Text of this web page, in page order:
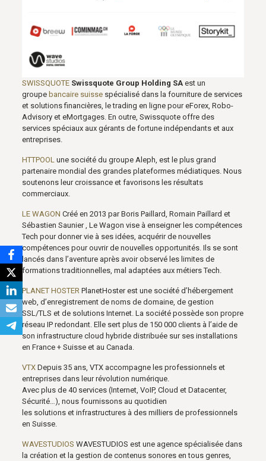
SWISSQUOTE Swissquote Group Holding SAest un
groupe bancaire suissespécialisé dans la fourniture de services
et solutions financières, le trading en ligne pour eForex, Robo-
Advisory et eMortgages. En outre, Swissquote offre des
services spéciaux aux gérants de fortune indépendants et aux
entreprises.
HTTPOOLune société du groupe Aleph, est le plus grand
partenaire mondial des grandes plateformes médiatiques. Nous
soutenons leur croissance et favorisons les résultats
commerciaux.
LE WAGON Créé en 2013 par Boris Paillard, Romain Paillard et
Sébastien Saunier , Le Wagon vise à enseigner les compétences
Tech pour donner vie à ses idées, acquérir de nouvelles
compétences pour ouvrir de nouvelles opportunités. Ils se sont
lancés dans l’aventure après avoir observé les limites de
formations traditionnelles, mal adaptées aux métiers Tech.
PLANET HOSTERPlanetHoster est une société d’hébergement
web, d’enregistrement de noms de domaine, de gestion
SSL/TLS et de solutions Internet. La société possède son propre
réseau IP redondant. Elle sert plus de 150 000 clients à l’aide de
son infrastructure cloud hybride distribuée sur ses installations
en France + Suisse et au Canada.
VTXDepuis 35 ans, VTX accompagne les professionnels et
entreprises dans leur révolution numérique.
Avec plus de 40 services (Internet, VoIP, Cloud et Datacenter,
Sécurité…), nous fournissons au quotidien
les solutions et infrastructures à des milliers de professionnels
en Suisse.
WAVESTUDIOS WAVESTUDIOS est une agence spécialisée dans
la création et la gestion de contenus sonores en tous genres,